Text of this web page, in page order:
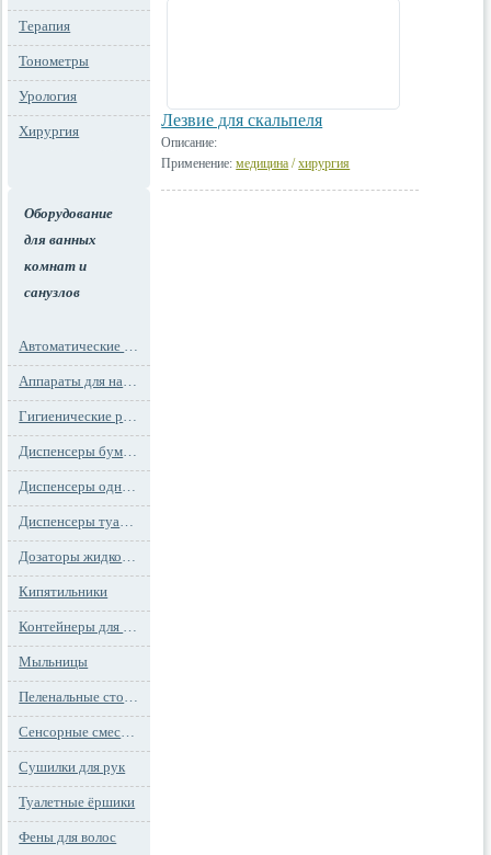
Терапия
Тонометры
Урология
Хирургия
Оборудование
для ванных
комнат и
санузлов
Автоматические освежители воздуха
Аппараты для надевания бахил
Гигиенические расходные материалы
Диспенсеры бумажных полотенец
Диспенсеры одноразовых сидений на унитаз
Диспенсеры туалетной бумаги
Дозаторы жидкого мыла
Кипятильники
Контейнеры для мусора
Мыльницы
Пеленальные столы и детские сидения
Сенсорные смесители
Сушилки для рук
Туалетные ёршики
Фены для волос
Лезвие для скальпеля
Описание:
Применение: медицина /хирургия